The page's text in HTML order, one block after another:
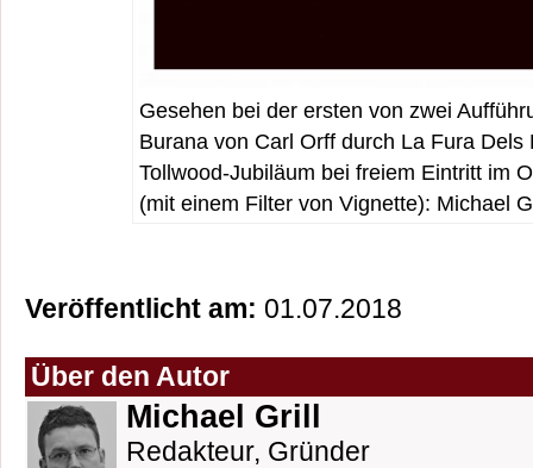
Gesehen bei der ersten von zwei
Burana von Carl Orff durch La Fura Dels
Tollwood-Jubiläum bei freiem Eintritt im
(mit einem Filter von Vignette): Michael
Veröffentlicht am: 01.07.2018
Über den Autor
Michael Grill
Redakteur, Gründer